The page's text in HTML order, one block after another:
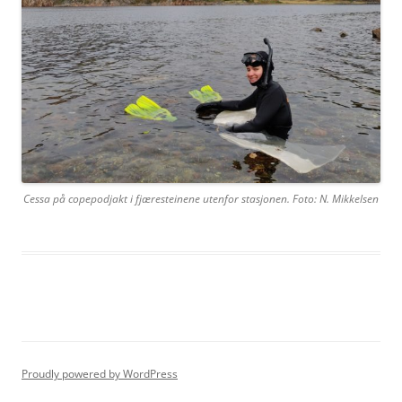
Cessa på copepodjakt i fjæresteinene utenfor stasjonen. Foto: N. Mikkelsen
Proudly powered by WordPress